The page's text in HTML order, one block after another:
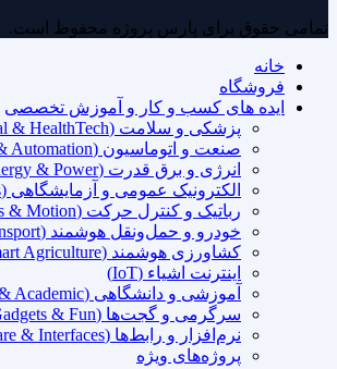
تمامی حقوق برای پارس پروژه محفوظ است.
خانه
فروشگاه
ایده های کسب و کار و آموزش تخصصی
پزشکی و سلامت (Medical & HealthTech)
صنعت و اتوماسیون (Industrial & Automation)
انرژی و برق قدرت (Energy & Power)
الکترونیک عمومی و آزمایشگاهی (General Electronics)
رباتیک و کنترل حرکت (Robotics & Motion)
خودرو و حمل‌ونقل هوشمند (Automotive & Transport)
کشاورزی هوشمند (Smart Agriculture)
اینترنت اشیاء (IoT)
آموزشی و دانشگاهی (Educational & Academic)
سرگرمی و گجت‌ها (Gadgets & Fun)
نرم‌افزار و رابط‌ها (Software & Interfaces)
پروژه‌های ویژه